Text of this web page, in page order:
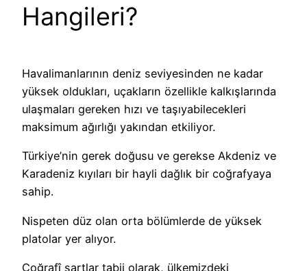
Hangileri?
Havalimanlarının deniz seviyesinden ne kadar
yüksek oldukları, uçakların özellikle kalkışlarında
ulaşmaları gereken hızı ve taşıyabilecekleri
maksimum ağırlığı yakından etkiliyor.
Türkiye’nin gerek doğusu ve gerekse Akdeniz ve
Karadeniz kıyıları bir hayli dağlık bir coğrafyaya
sahip.
Nispeten düz olan orta bölümlerde de yüksek
platolar yer alıyor.
Coğrafî şartlar tabii olarak, ülkemizdeki